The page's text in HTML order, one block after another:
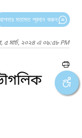
মতামত প্রদান করুন
৫ মার্চ, ২০২৪ এ ০৯:৫৮ PM